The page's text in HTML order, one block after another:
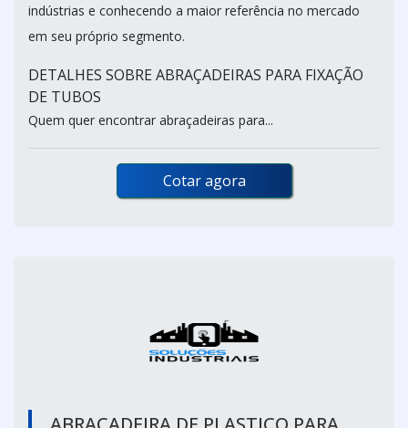
indústrias e conhecendo a maior referência no mercado
em seu próprio segmento.
DETALHES SOBRE ABRAÇADEIRAS PARA FIXAÇÃO
DE TUBOS
Quem quer encontrar abraçadeiras para...
Cotar agora